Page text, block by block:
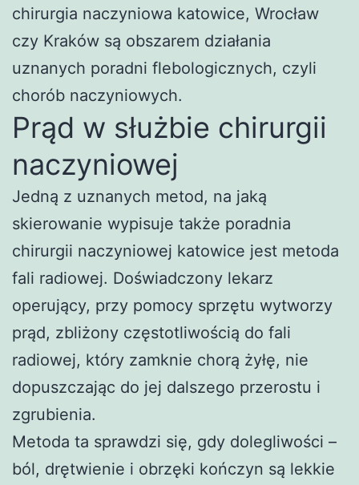
chirurgia naczyniowa katowice, Wrocław
czy Kraków są obszarem działania
uznanych poradni flebologicznych, czyli
chorób naczyniowych.
Prąd w służbie chirurgii
naczyniowej
Jedną z uznanych metod, na jaką
skierowanie wypisuje także poradnia
chirurgii naczyniowej katowice jest metoda
fali radiowej. Doświadczony lekarz
operujący, przy pomocy sprzętu wytworzy
prąd, zbliżony częstotliwością do fali
radiowej, który zamknie chorą żyłę, nie
dopuszczając do jej dalszego przerostu i
zgrubienia.
Metoda ta sprawdzi się, gdy dolegliwości –
ból, drętwienie i obrzęki kończyn są lekkie